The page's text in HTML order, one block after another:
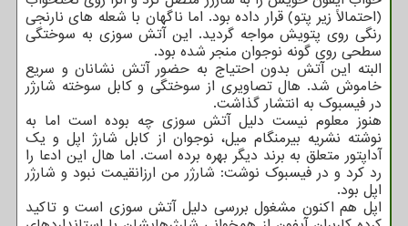
(احتمالاً زیر پتو) قرار داده بود. اما ناگهان با شعله های نارنجی
رنگی روی پتویش مواجه گردید. این آتش سوزی به سوختگی
سطحی روی گونه نوجوان منجر شده بود.
البته این آتش بدون احتیاج به حضور آتش نشانان و سریع
خاموش شد. هال تصاویری از سوختگی و کابل سوخته شارژر
در فیسبوک به انتشار گذاشت.
هنوز معلوم نیست دلیل آتش سوزی چه بوده است اما به
نوشته نشریه بیرمنگام میل، نوجوان از کابل شارژ اپل و یک
آداپتور متعلق به برند دیگر بهره برده است. اما هال این ادعا را
رد کرد و در فیسبوک نوشت: شارژر من ارزانقیمت نبود و شارژر
اپل بود.
اپل هم اکنون مشغول بررسی دلیل آتش سوزی است و تاکید